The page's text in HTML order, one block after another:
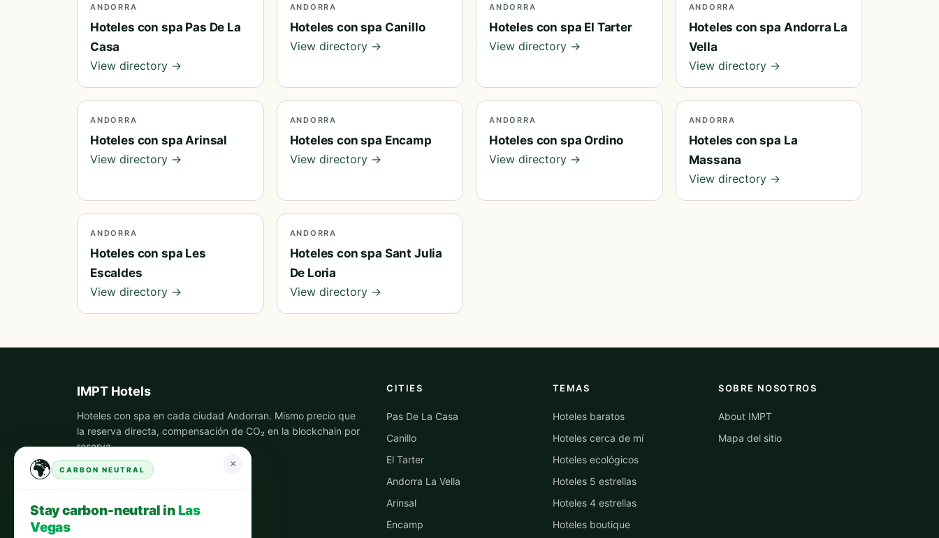
ANDORRA
Hoteles con spa Pas De La
Casa
View directory →
ANDORRA
Hoteles con spa Canillo
View directory →
ANDORRA
Hoteles con spa El Tarter
View directory →
ANDORRA
Hoteles con spa Andorra La
Vella
View directory →
ANDORRA
Hoteles con spa Arinsal
View directory →
ANDORRA
Hoteles con spa Encamp
View directory →
ANDORRA
Hoteles con spa Ordino
View directory →
ANDORRA
Hoteles con spa La
Massana
View directory →
ANDORRA
Hoteles con spa Les
Escaldes
View directory →
ANDORRA
Hoteles con spa Sant Julia
De Loria
View directory →
IMPT Hotels
Hoteles con spa en cada ciudad Andorran. Mismo precio que
la reserva directa, compensación de CO₂ en la blockchain por
reserva.
CITIES
Pas De La Casa
Canillo
El Tarter
Andorra La Vella
Arinsal
Encamp
TEMAS
Hoteles baratos
Hoteles cerca de mí
Hoteles ecológicos
Hoteles 5 estrellas
Hoteles 4 estrellas
Hoteles boutique
SOBRE NOSOTROS
About IMPT
Mapa del sitio
🌍 CARBON NEUTRAL ×
Stay carbon-neutral inLas
Vegas